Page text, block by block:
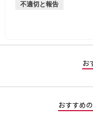
不適切と報告
お
おすすめ